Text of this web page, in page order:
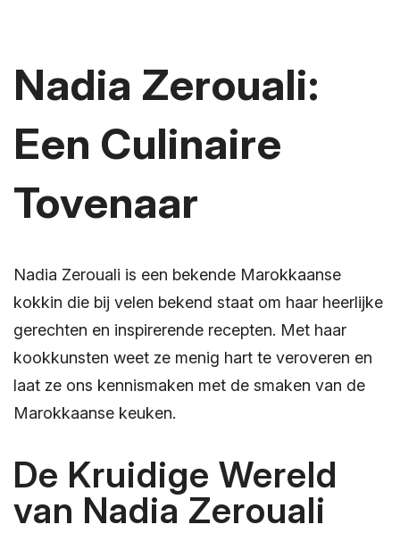
Nadia Zerouali:
Een Culinaire
Tovenaar
Nadia Zerouali is een bekende Marokkaanse
kokkin die bij velen bekend staat om haar heerlijke
gerechten en inspirerende recepten. Met haar
kookkunsten weet ze menig hart te veroveren en
laat ze ons kennismaken met de smaken van de
Marokkaanse keuken.
De Kruidige Wereld
van Nadia Zerouali